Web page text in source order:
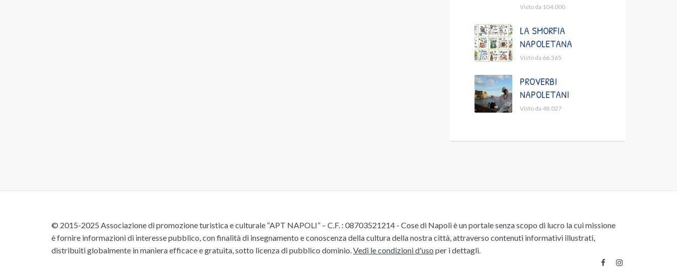
Visto da 104.000
LA SMORFIA
NAPOLETANA
Visto da 66.565
PROVERBI
NAPOLETANI
Visto da 48.027
© 2015-2025 Associazione di promozione turistica e culturale “APT NAPOLI” – C.F. : 08703521214 - Cose di Napoli è un portale senza scopo di lucro la cui missione
è fornire informazioni di interesse pubblico, con finalità di insegnamento e conoscenza della cultura della nostra città, attraverso contenuti informativi illustrati,
distribuiti globalmente in maniera efficace e gratuita, sotto licenza di pubblico dominio. Vedi le condizioni d'uso per i dettagli.